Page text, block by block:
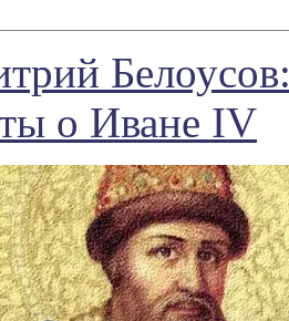
о Иване IV